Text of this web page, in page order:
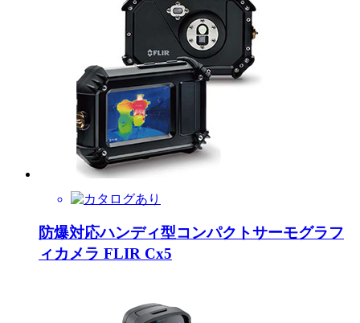
防爆対応ハンディ型コンパクトサーモグラフ
ィカメラ FLIR Cx5